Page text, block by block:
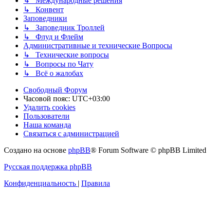
↳ Конвент
Заповедники
↳ Заповедник Троллей
↳ Флуд и Флейм
Административные и технические Вопросы
↳ Технические вопросы
↳ Вопросы по Чату
↳ Всё о жалобах
Свободный Форум
Часовой пояс: UTC+03:00
Удалить cookies
Пользователи
Наша команда
Связаться с администрацией
Создано на основе phpBB® Forum Software © phpBB Limited
Русская поддержка phpBB
Конфиденциальность
Правила